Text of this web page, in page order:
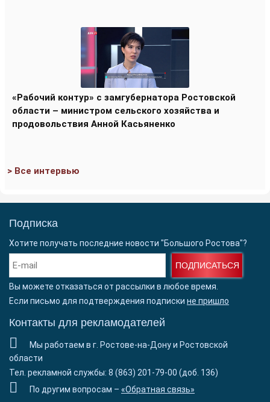
«Рабочий контур» с замгубернатора Ростовской
области – министром сельского хозяйства и
продовольствия Анной Касьяненко
> Все интервью
Подписка
Хотите получать последние новости "Большого Ростова"?
ПОДПИСАТЬСЯ
Вы можете отказаться от рассылки в любое время.
Если письмо для подтверждения подписки не пришло
Контакты для рекламодателей
Мы работаем в г. Ростове-на-Дону и Ростовской
области
Тел. рекламной службы: 8 (863) 201-79-00 (доб. 136)
По другим вопросам – «Обратная связь»